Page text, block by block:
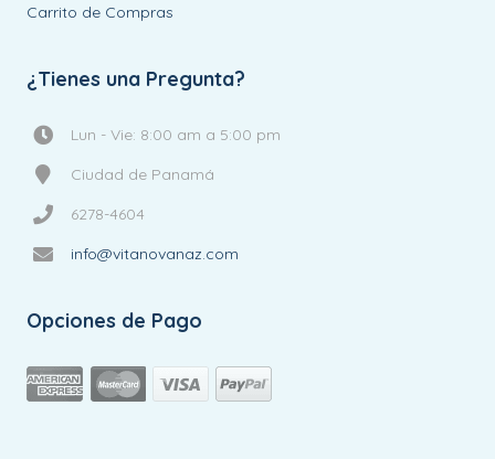
Carrito de Compras
¿Tienes una Pregunta?
Lun - Vie: 8:00 am a 5:00 pm
Ciudad de Panamá
6278-4604
info@vitanovanaz.com
Opciones de Pago